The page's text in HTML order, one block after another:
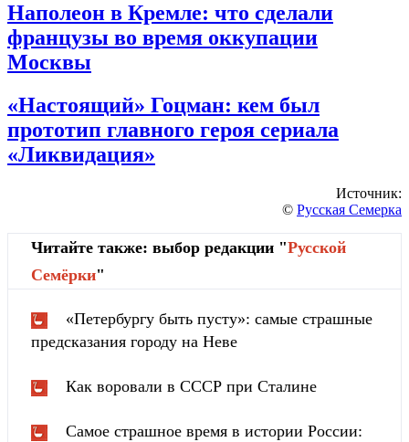
Наполеон в Кремле: что сделали
французы во время оккупации
Москвы
«Настоящий» Гоцман: кем был
прототип главного героя сериала
«Ликвидация»
Источник:
© Русская Семерка
Читайте также: выбор редакции "Русской
Cемёрки"
«Петербургу быть пусту»: самые страшные
предсказания городу на Неве
Как воровали в СССР при Сталине
Самое страшное время в истории России: